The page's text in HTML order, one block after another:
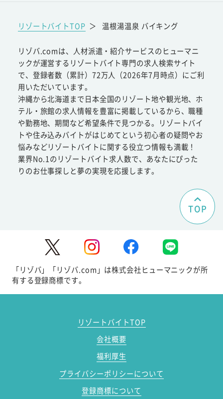
リゾートバイトTOP ＞ 温根湯温泉 バイキング
リゾバ.comは、人材派遣・紹介サービスのヒューマニ
ックが運営するリゾートバイト専門の求人検索サイト
で、登録者数（累計）72万人（2026年7月時点）にご利
用いただいています。
沖縄から北海道まで日本全国のリゾート地や観光地、ホ
テル・旅館の求人情報を豊富に掲載しているから、職種
や勤務地、期間など希望条件で見つかる。リゾートバイ
トや住み込みバイトがはじめてという初心者の疑問やお
悩みなどリゾートバイトに関する役立つ情報も満載！
業界No.1のリゾートバイト求人数で、あなたにぴった
りのお仕事探しと夢の実現を応援します。
TOP
「リゾバ」「リゾバ.com」は株式会社ヒューマニックが所
有する登録商標です。
リゾートバイトTOP
会社概要
福利厚生
プライバシーポリシーについて
登録商標について